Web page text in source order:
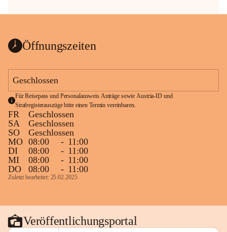
Öffnungszeiten
Geschlossen
Für Reisepass und Personalausweis Anträge sowie Austria-ID und
Strafregisterauszüge bitte einen Termin vereinbaren.
FR
Geschlossen
SA
Geschlossen
SO
Geschlossen
MO 08:00 - 11:00
DI
08:00 - 11:00
MI
08:00 - 11:00
DO
08:00 - 11:00
Zuletzt bearbeitet: 25.02.2025
Veröffentlichungsportal